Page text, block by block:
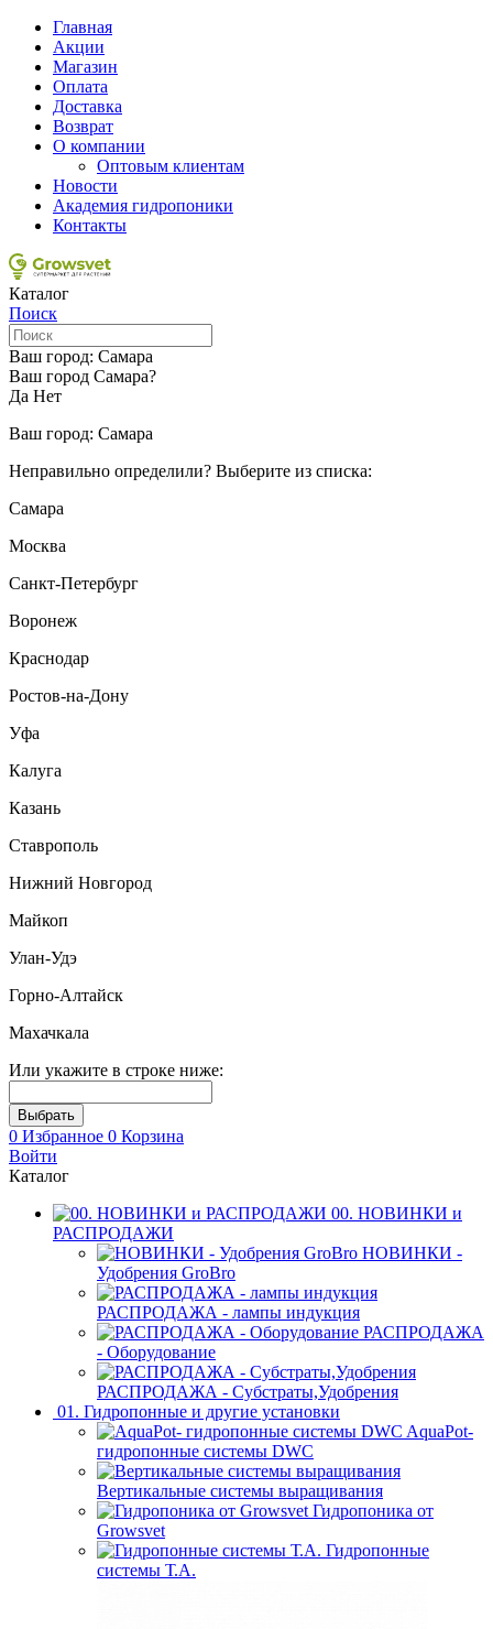
Главная
Акции
Магазин
Оплата
Доставка
Возврат
О компании
Оптовым клиентам
Новости
Академия гидропоники
Контакты
Каталог
Поиск
Ваш город: Самара
Ваш город Самара?
Да Нет
Ваш город: Самара
Неправильно определили? Выберите из списка:
Самара
Москва
Санкт-Петербург
Воронеж
Краснодар
Ростов-на-Дону
Уфа
Калуга
Казань
Ставрополь
Нижний Новгород
Майкоп
Улан-Удэ
Горно-Алтайск
Махачкала
Или укажите в строке ниже:
0 Избранное 0 Корзина
Войти
Каталог
00. НОВИНКИ и
РАСПРОДАЖИ
НОВИНКИ -
Удобрения GroBro
РАСПРОДАЖА - лампы индукция
РАСПРОДАЖА
- Оборудование
РАСПРОДАЖА - Субстраты,Удобрения
01. Гидропонные и другие установки
AquaPot-
гидропонные системы DWC
Вертикальные системы выращивания
Гидропоника от
Growsvet
Гидропонные
системы Т.A.